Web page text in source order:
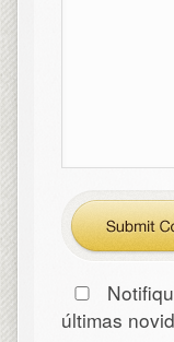
últimas